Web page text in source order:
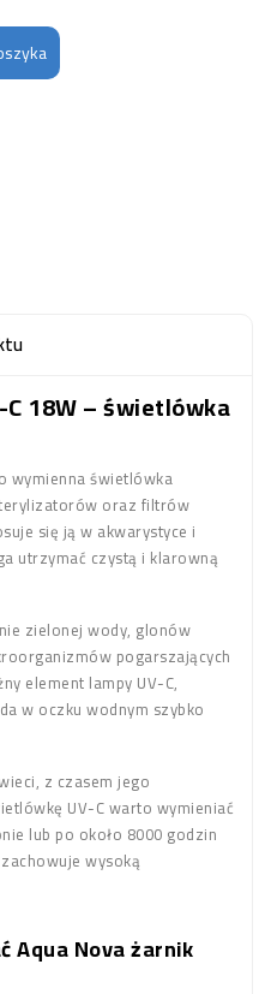
18W – świetlówka
wymienna świetlówka
oraz filtrów
się ją w akwarystyce i
utrzymać czystą i klarowną
zielonej wody, glonów
pogarszających
element lampy UV-C,
w oczku wodnym szybko
z czasem jego
UV-C warto wymieniać
lub po około 8000 godzin
wysoką
Aqua Nova żarnik